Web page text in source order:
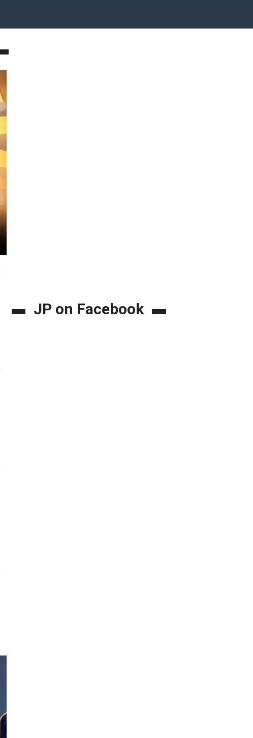
JP on Facebook